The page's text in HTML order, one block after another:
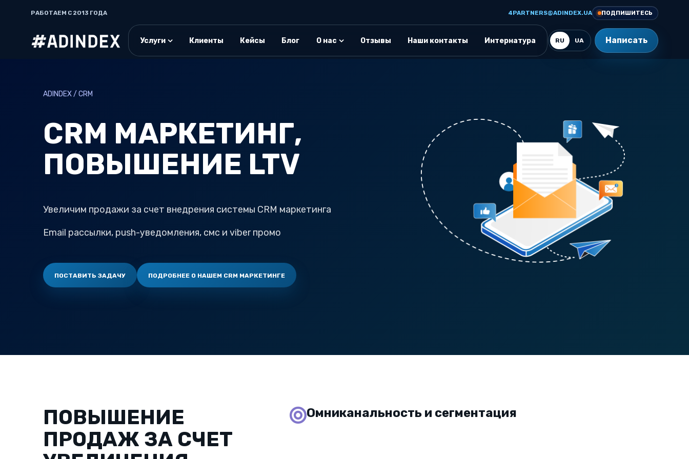
РАБОТАЕМ С 2013 ГОДА 4PARTNERS@ADINDEX.UA ПОДПИШИТЕСЬ
Услуги Клиенты Кейсы Блог О нас Отзывы Наши контакты Интернатура RU UA Написать
ADINDEX / CRM
CRM МАРКЕТИНГ,
ПОВЫШЕНИЕ LTV
Увеличим продажи за счет внедрения системы CRM маркетинга
Email рассылки, push-уведомления, смс и viber промо
ПОСТАВИТЬ ЗАДАЧУ ПОДРОБНЕЕ О НАШЕМ CRM МАРКЕТИНГЕ
ПОВЫШЕНИЕ
ПРОДАЖ ЗА СЧЕТ
Омниканальность и сегментация